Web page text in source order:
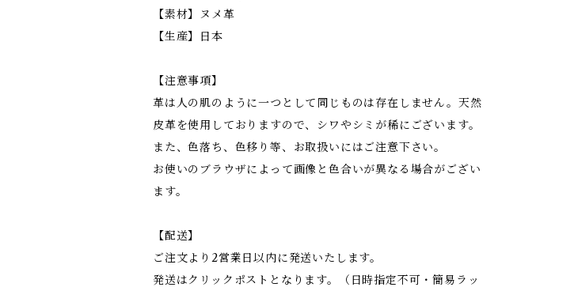
【素材】ヌメ革
【生産】日本
【注意事項】
革は人の肌のように一つとして同じものは存在しません。天然
皮革を使用しておりますので、シワやシミが稀にございます。
また、色落ち、色移り等、お取扱いにはご注意下さい。
お使いのブラウザによって画像と色合いが異なる場合がござい
ます。
【配送】
ご注文より2営業日以内に発送いたします。
発送はクリックポストとなります。（日時指定不可・簡易ラッ